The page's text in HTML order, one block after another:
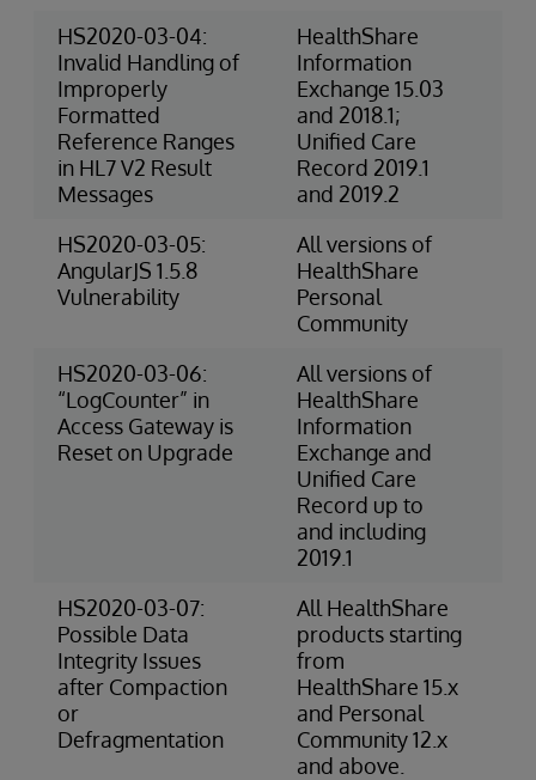
HS2020-03-04:
Invalid Handling of
Improperly
Formatted
Reference Ranges
in HL7 V2 Result
Messages
HealthShare
Information
Exchange 15.03
and 2018.1;
Unified Care
Record 2019.1
and 2019.2
HS2020-03-05:
AngularJS 1.5.8
Vulnerability
All versions of
HealthShare
Personal
Community
HS2020-03-06:
“LogCounter” in
Access Gateway is
Reset on Upgrade
All versions of
HealthShare
Information
Exchange and
Unified Care
Record up to
and including
2019.1
HS2020-03-07:
Possible Data
Integrity Issues
after Compaction
or
Defragmentation
All HealthShare
products starting
from
HealthShare 15.x
and Personal
Community 12.x
and above.